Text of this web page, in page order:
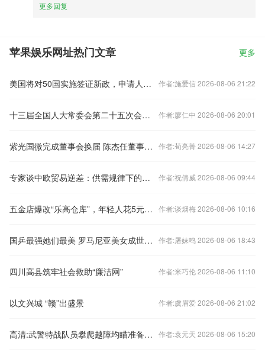
更多回复
苹果娱乐网址热门文章 更多
美国将对50国实施签证新政，申请人最高须缴纳2万美元保证金 作者:施爱信 2026-08-06 21:22
十三届全国人大常委会第二十五次会议审议多部法律草案 作者:廖仁中 2026-08-06 20:01
紫光国微完成董事会换届 陈杰任董事长李天池任总裁 作者:荀亮菁 2026-08-06 14:27
专家谈中欧贸易逆差：供需规律下的必然结果，欧洲应正视自身短板 作者:祝倩威 2026-08-06 09:44
五金店爆改“乐高仓库”，年轻人花5元玩疯了 作者:谈烟梅 2026-08-06 10:16
国乒最强她们最美 罗马尼亚美女成世乒赛颜值担当 作者:屠妹鸣 2026-08-06 18:43
四川高县筑牢社会救助“廉洁网” 作者:米巧伦 2026-08-06 11:10
以文兴城 “赣”出盛景 作者:虞眉爱 2026-08-06 21:02
高清:武警特战队员攀爬越障均瞄准备战要求 作者:袁元天 2026-08-06 15:20